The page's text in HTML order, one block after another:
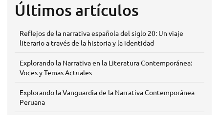
Últimos artículos
Reflejos de la narrativa española del siglo 20: Un viaje
literario a través de la historia y la identidad
Explorando la Narrativa en la Literatura Contemporánea:
Voces y Temas Actuales
Explorando la Vanguardia de la Narrativa Contemporánea
Peruana